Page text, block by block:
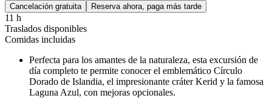
Cancelación gratuita Reserva ahora, paga más tarde
11 h
Traslados disponibles
Comidas incluidas
Perfecta para los amantes de la naturaleza, esta excursión de
día completo te permite conocer el emblemático Círculo
Dorado de Islandia, el impresionante cráter Kerid y la famosa
Laguna Azul, con mejoras opcionales.